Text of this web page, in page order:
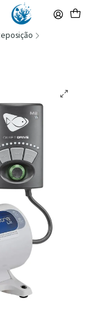
extresso: 14,90€)